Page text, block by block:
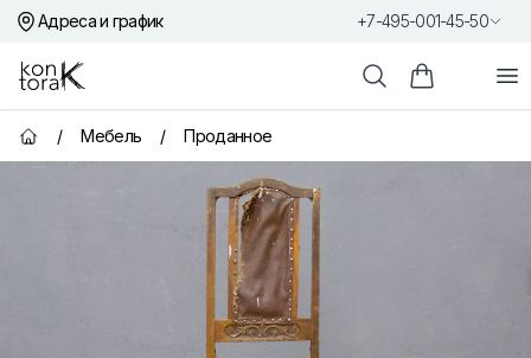
Адреса и график +7-495-001-45-50
Контора К
ПоискКорзина
Главная страница
/ Мебель / Проданное